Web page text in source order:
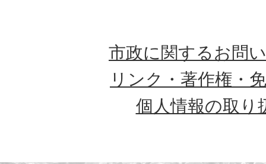
市政に関するお問
リンク・著作権・
個人情報の取り